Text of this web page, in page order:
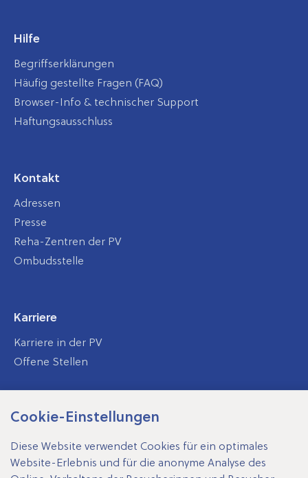
Cookie-Einstellungen
Diese Website verwendet Cookies für ein optimales
Website-Erlebnis und für die anonyme Analyse des
Hilfe
Begriffserklärungen
Häufig gestellte Fragen (FAQ)
Browser-Info & technischer Support
Haftungsausschluss
Kontakt
Adressen
Presse
Reha-Zentren der PV
Ombudsstelle
Karriere
Karriere in der PV
Offene Stellen
SV-Träger